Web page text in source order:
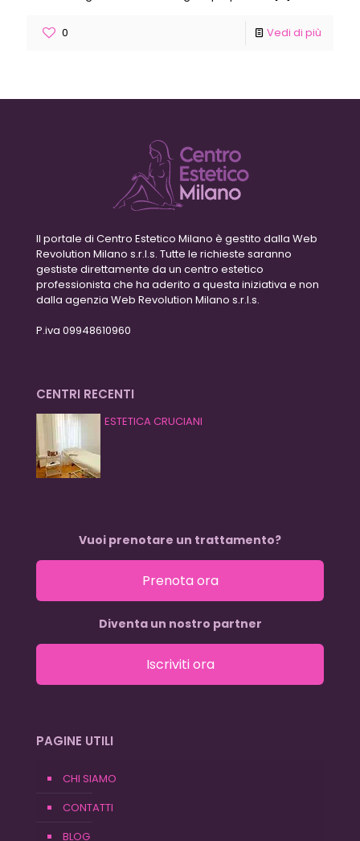
0 Vedi di più
Il portale di Centro Estetico Milano è gestito dalla Web
Revolution Milano s.r.l.s. Tutte le richieste saranno
gestiste direttamente da un centro estetico
professionista che ha aderito a questa iniziativa e non
dalla agenzia Web Revolution Milano s.r.l.s.
P.iva 09948610960
CENTRI RECENTI
ESTETICA CRUCIANI
Vuoi prenotare un trattamento?
Prenota ora
Diventa un nostro partner
Iscriviti ora
PAGINE UTILI
CHI SIAMO
CONTATTI
BLOG